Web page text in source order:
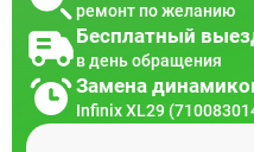
ремонт по желанию
Бесплатный
в день обращения
Замена
Infinix XL29